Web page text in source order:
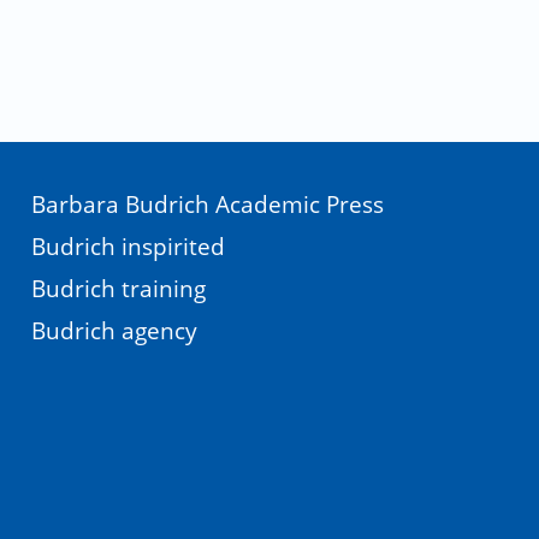
Barbara Budrich Academic Press
Budrich inspirited
Budrich training
Budrich agency